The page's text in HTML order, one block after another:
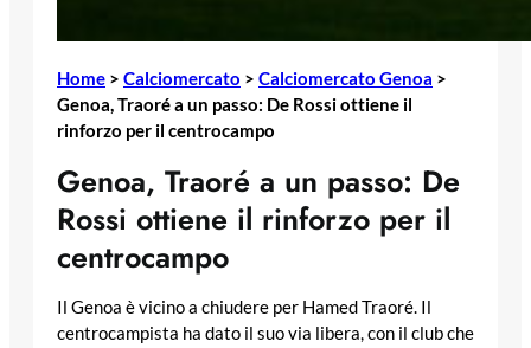
Home > Calciomercato > Calciomercato Genoa >
Genoa, Traoré a un passo: De Rossi ottiene il
rinforzo per il centrocampo
Genoa, Traoré a un passo: De
Rossi ottiene il rinforzo per il
centrocampo
Il Genoa è vicino a chiudere per Hamed Traoré. Il
centrocampista ha dato il suo via libera, con il club che